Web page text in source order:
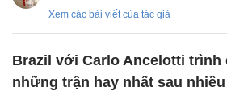
Xem các bài viết của tác giả
Brazil với Carlo Ancelotti trình
những trận hay nhất sau